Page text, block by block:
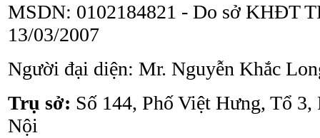
Tủ an toàn sinh học
MSDN: 0102184821 - Do sở KHĐT
13/03/2007
Người đại diện: Mr. Nguyễn Khắc
Trụ sở: Số 144, Phố Việt Hưng, Tổ
Nội